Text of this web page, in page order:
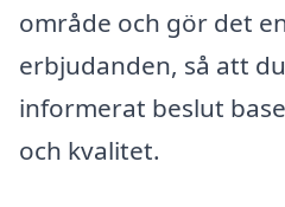
område och gör det
erbjudanden, så att
informerat beslut
och kvalitet.